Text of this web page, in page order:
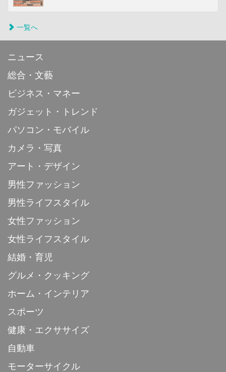
一覧へ
ニュース
総合・文藝
ビジネス・マネー
ガジェット・トレンド
パソコン・モバイル
カメラ・写真
アート・デザイン
男性ファッション
男性ライフスタイル
女性ファッション
女性ライフスタイル
結婚・育児
グルメ・クッキング
ホーム・インテリア
スポーツ
健康・エクササイズ
自動車
モーターサイクル